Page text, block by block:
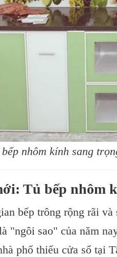
nhôm kính sang
Tủ bếp nhôm
bếp trông rộng rãi và
"ngôi sao" của năm
phố thiếu cửa sổ tại